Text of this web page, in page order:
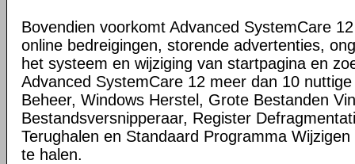
Bovendien voorkomt Advanced SystemCare
online bedreigingen, storende advertenties,
het systeem en wijziging van startpagina en
Advanced SystemCare 12 meer dan 10
Beheer, Windows Herstel, Grote Bestanden
Bestandsversnipperaar, Register
Terughalen en Standaard Programma
te halen.